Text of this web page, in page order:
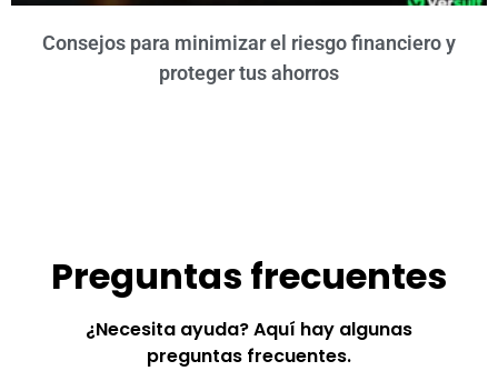
Consejos para minimizar el riesgo financiero y
proteger tus ahorros
Preguntas frecuentes
¿Necesita ayuda? Aquí hay algunas
preguntas frecuentes.